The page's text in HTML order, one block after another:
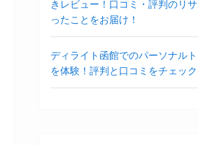
きレビュー！口コミ・評判のリ
ったことをお届け！
ディライト函館でのパーソナル
を体験！評判と口コミをチェック